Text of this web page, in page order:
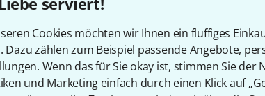
Cookies möchten wir Ihnen ein fluffiges
Dazu zählen zum Beispiel passende Angebote,
Wenn das für Sie okay ist, stimmen Sie
und Marketing einfach durch einen Klick auf
Gefällt Ihnen, was Sie
Teilen Hilfe & Feedback